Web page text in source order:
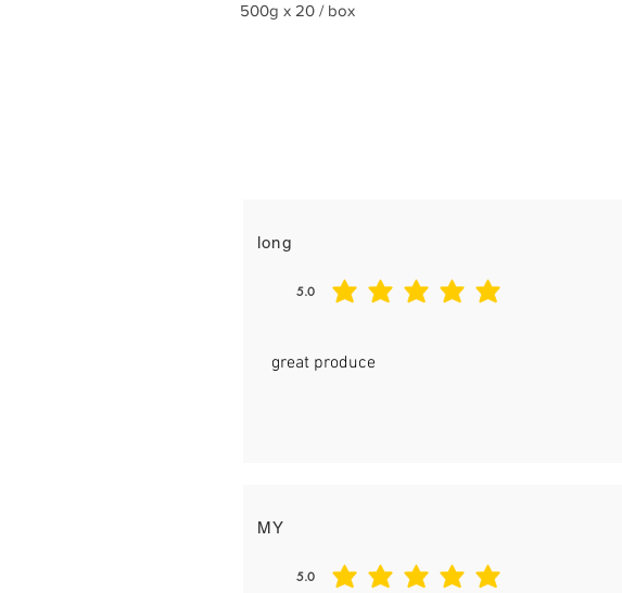
500g x 20 / box
long
5.0
平均評等為 5 ，滿分 5 分
great produce
MY
5.0
平均評等為 5 ，滿分 5 分